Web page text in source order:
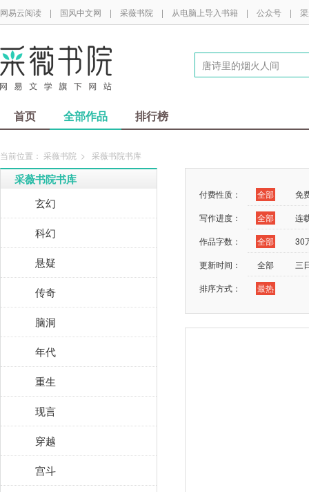
网易云阅读 | 国风中文网 | 采薇书院 | 从电脑上导入书籍 | 公众号 |
首页 全部作品 排行榜
当前位置： 采薇书院 > 采薇书院书库
采薇书院书库
玄幻
科幻
悬疑
传奇
脑洞
年代
重生
现言
穿越
宫斗
付费性质： 全部
免
写作进度：
全部
连
作品字数：
全部
30
更新时间：
全部
三
排序方式：
最热